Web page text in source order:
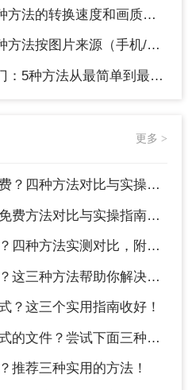
转换速度和画质损失对比！
片来源（手机/相机/截图）选！
法从最简单到最专业逐步升级！
更多 >
法对比与实操指南（附详细表格）!
比与实操指南（附详细表格）！
法实测对比，附各场景最优选！
三种方法帮助你解决问题！
？这三个实用指南收好！
文件？尝试下面三种方法！
推荐三种实用的方法！